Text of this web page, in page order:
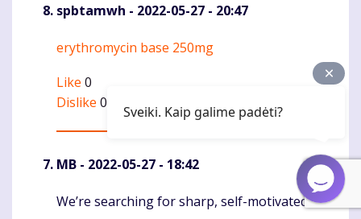
spbtamwh - 2022-05-27 - 20:47
Komentaras
erythromycin base 250mg
Like 0
Dislike 0
MB - 2022-05-27 - 18:42
Komentaras
We’re searching for sharp, self-motivated,
Sveiki. Kaip galime padėti?